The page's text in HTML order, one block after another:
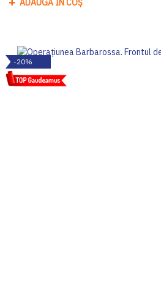
ADAUGĂ ÎN COȘ
-20%